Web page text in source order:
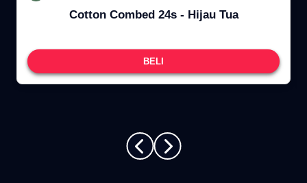
Cotton Combed 24s - Hijau Tua
BELI